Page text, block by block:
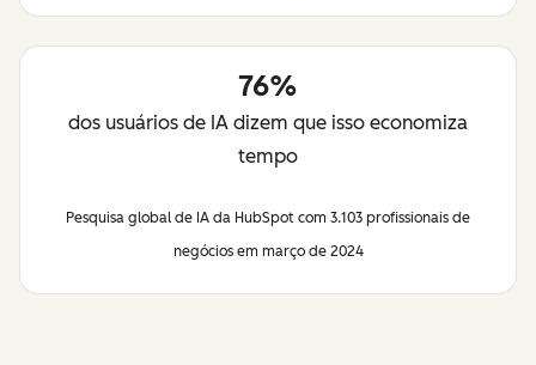
76%
dos usuários de IA dizem que isso economiza
tempo
Pesquisa global de IA da HubSpot com 3.103 profissionais de
negócios em março de 2024